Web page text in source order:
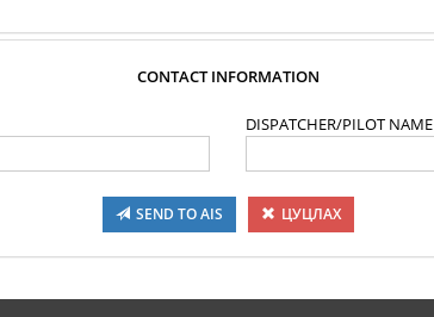
CONTACT INFORMATION
DISPATCHER/PILOT NAME
SEND TO AIS ЦУЦЛАХ